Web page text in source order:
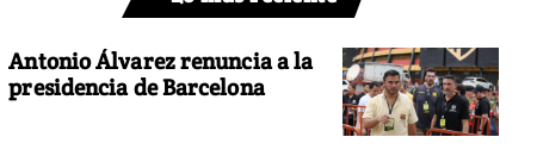
Antonio Álvarez renuncia a la
presidencia de Barcelona